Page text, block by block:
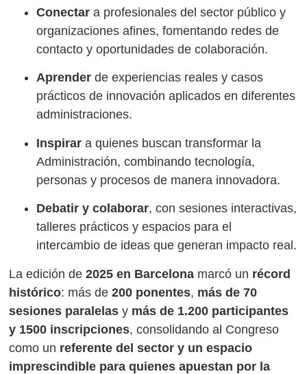
Conectar a profesionales del sector público y
organizaciones afines, fomentando redes de
contacto y oportunidades de colaboración.
Aprender de experiencias reales y casos
prácticos de innovación aplicados en diferentes
administraciones.
Inspirar a quienes buscan transformar la
Administración, combinando tecnología,
personas y procesos de manera innovadora.
Debatir y colaborar, con sesiones interactivas,
talleres prácticos y espacios para el
intercambio de ideas que generan impacto real.
La edición de2025 en Barcelona marcó un récord
histórico: más de200 ponentes, más de 70
sesiones paralelas y más de 1.200 participantes
y 1500 inscripciones, consolidando al Congreso
como un referente del sector y un espacio
imprescindible para quienes apuestan por la